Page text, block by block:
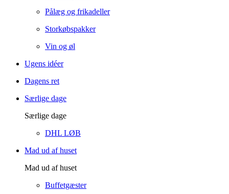
Pålæg og frikadeller
Storkøbspakker
Vin og øl
Ugens idéer
Dagens ret
Særlige dage
Særlige dage
DHL LØB
Mad ud af huset
Mad ud af huset
Buffetgæster